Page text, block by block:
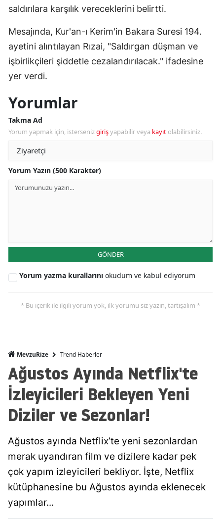
saldırılara karşılık vereceklerini belirtti.
Mesajında, Kur'an-ı Kerim'in Bakara Suresi 194.
ayetini alıntılayan Rızai, "Saldırgan düşman ve
işbirlikçileri şiddetle cezalandırılacak." ifadesine
yer verdi.
Yorumlar
Takma Ad
Yorum yapmak için, istersenizgirişyapabilir veya kayıt olabilirsiniz.
Yorum Yazın (500 Karakter)
GÖNDER
Yorum yazma kurallarını okudum ve kabul ediyorum
* Bu içerik ile ilgili yorum yok, ilk yorumu siz yazın, tartışalım *
MevzuRize Trend Haberler
Ağustos Ayında Netflix'te
İzleyicileri Bekleyen Yeni
Diziler ve Sezonlar!
Ağustos ayında Netflix’te yeni sezonlardan
merak uyandıran film ve dizilere kadar pek
çok yapım izleyicileri bekliyor. İşte, Netflix
kütüphanesine bu Ağustos ayında eklenecek
yapımlar...